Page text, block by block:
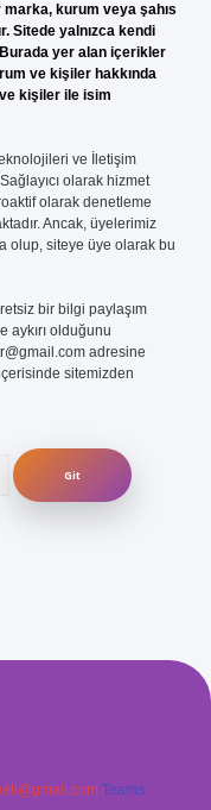
kurum veya şahıs
Sitede yalnızca kendi
Burada yer alan içerikler
ve kişiler hakkında
kişiler ile isim
ve İletişim
olarak hizmet
olarak denetleme
Ancak, üyelerimiz
olup, siteye üye olarak bu
bir bilgi paylaşım
aykırı olduğunu
adresine
sitemizden
Teams: